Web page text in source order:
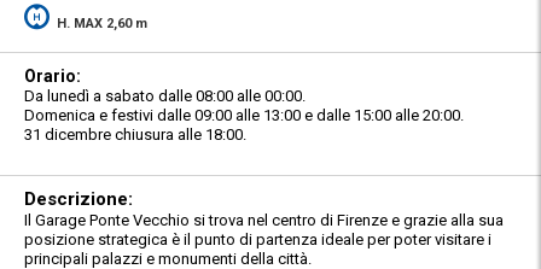
H. MAX 2,60 m
Orario:
Da lunedì a sabato dalle 08:00 alle 00:00.
Domenica e festivi dalle 09:00 alle 13:00 e dalle 15:00 alle 20:00.
31 dicembre chiusura alle 18:00.
Descrizione:
Il Garage Ponte Vecchio si trova nel centro di Firenze e grazie alla sua
posizione strategica è il punto di partenza ideale per poter visitare i
principali palazzi e monumenti della città.